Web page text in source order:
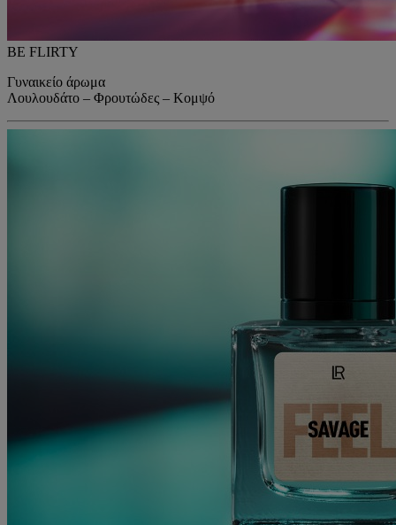
BE FLIRTY
Γυναικείο άρωμα
Λουλουδάτο – Φρουτώδες – Κομψό